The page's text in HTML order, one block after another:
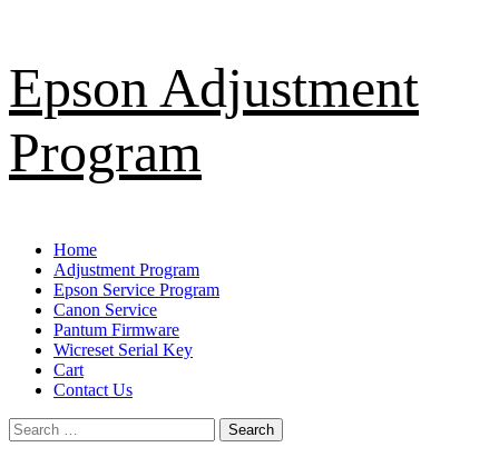
to
content
Epson Adjustment
Program
Primary
Menu
Home
Adjustment Program
Epson Service Program
Canon Service
Pantum Firmware
Wicreset Serial Key
Cart
Contact Us
Search
for: